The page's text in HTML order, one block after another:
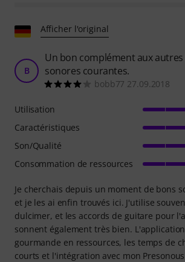
Afficher l'original
B
Un bon complément aux
sonores courantes.
bobb77 27.09.2018
Je cherchais depuis un moment de bons
et je les ai enfin trouvés ici. J'utilise
dulcimer, et les accords de guitare pour
sonnent également très bien.
gourmande en ressources, les temps de
courts et l'intégration avec mon
Utilisation
Caractéristiques
Son/Qualité
Consommation de ressources